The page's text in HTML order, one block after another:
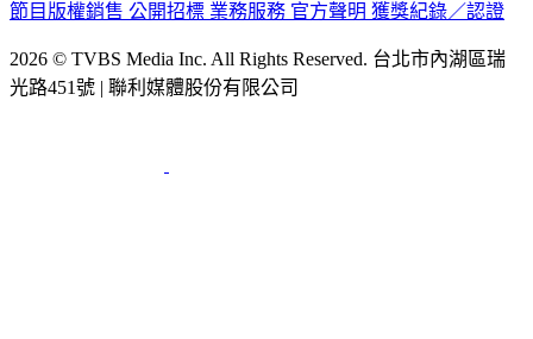
節目版權銷售 公開招標 業務服務 官方聲明 獲獎紀錄／認證
2026 © TVBS Media Inc. All Rights Reserved. 台北市內湖區瑞
光路451號 | 聯利媒體股份有限公司